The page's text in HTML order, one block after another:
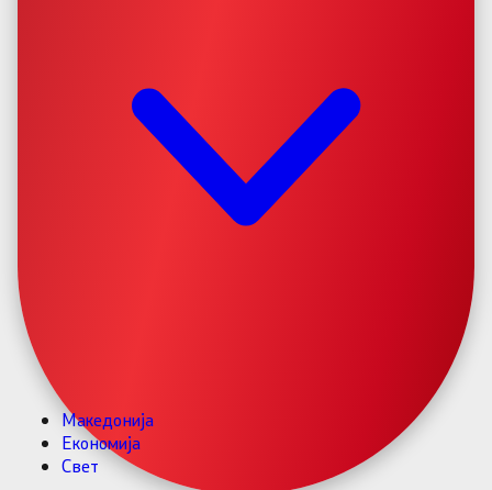
Македонија
Економија
Свет